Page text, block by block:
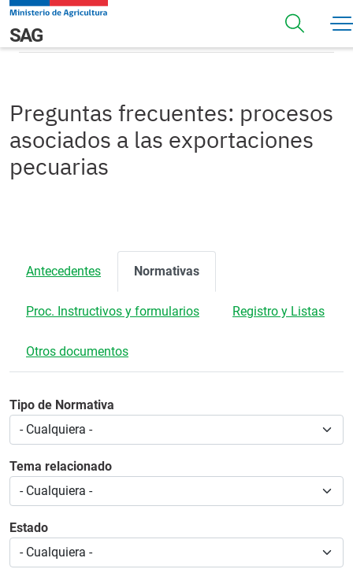
Pasar al contenido principal
Navegación principal
SAGNormativas
Preguntas frecuentes: procesos
asociados a las exportaciones
pecuarias
Antecedentes Normativas
Proc. Instructivos y formularios Registro y Listas
Otros documentos
Tipo de Normativa
Tema relacionado
Estado